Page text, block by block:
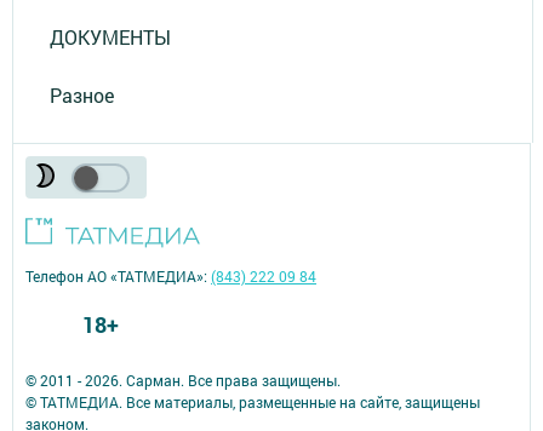
ДОКУМЕНТЫ
Разное
© 2011 - 2026. Сарман. Все права защищены.
© ТАТМЕДИА. Все материалы, размещенные на сайте, защищены
законом.
Телефон АО «ТАТМЕДИА»:(843) 222 09 84
18+